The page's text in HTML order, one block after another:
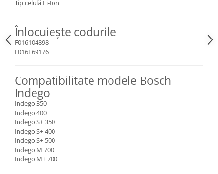
Tip celulă Li-Ion
Înlocuiește codurile
F016104898
F016L69176
Compatibilitate modele Bosch
Indego
Indego 350
Indego 400
Indego S+ 350
Indego S+ 400
Indego S+ 500
Indego M 700
Indego M+ 700